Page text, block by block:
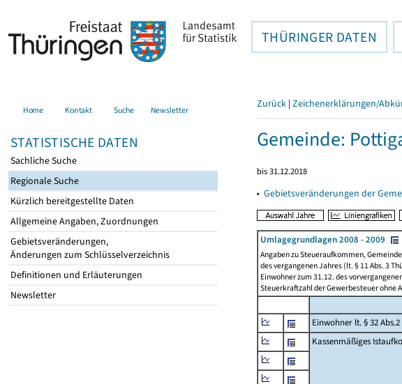
THÜRINGER DATEN
Home Kontakt Suche Newsletter
STATISTISCHE DATEN
Sachliche Suche
Regionale Suche
Kürzlich bereitgestellte Daten
Allgemeine Angaben, Zuordnungen
Gebietsveränderungen,
Änderungen zum Schlüsselverzeichnis
Definitionen und Erläuterungen
Newsletter
Zurück | Zeichenerklärungen/
Gemeinde:
bis 31.12.2018
▸ Gebietsveränderungen der
Umlagegrundlagen 2008 - 2009
Angaben zu Steueraufkommen,
des vergangenen Jahres (lt. § 11 Abs. 3
Einwohner zum 31.12. des
Steuerkraftzahl der Gewerbesteuer ohne
Einwohner lt. § 32
Kassenmäßiges